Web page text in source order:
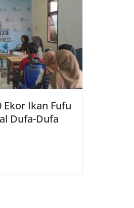
Ekor Ikan Fufu
Dufa-Dufa